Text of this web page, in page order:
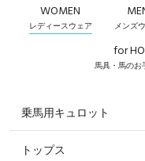
WOMEN
レディースウェア メンズ
for
馬具・馬のお
乗馬用キュロット
すべてのキュロット
トップス